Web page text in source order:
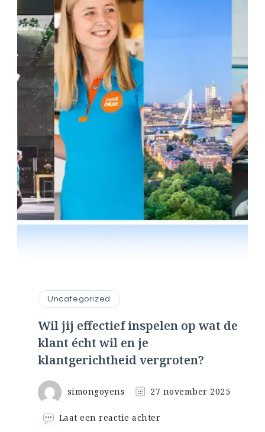
Uncategorized
Wil jij effectief inspelen op wat de
klant écht wil en je
klantgerichtheid vergroten?
simongoyens 27 november 2025
Laat een reactie achter